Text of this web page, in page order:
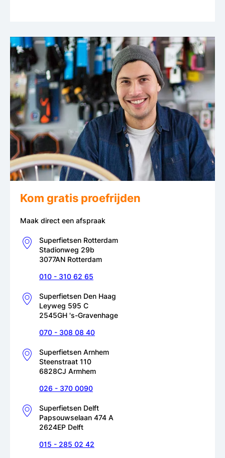
Kom gratis proefrijden
Maak direct een afspraak
Superfietsen Rotterdam
Stadionweg 29b
3077AN Rotterdam
010 - 310 62 65
Superfietsen Den Haag
Leyweg 595 C
2545GH 's-Gravenhage
070 - 308 08 40
Superfietsen Arnhem
Steenstraat 110
6828CJ Armhem
026 - 370 0090
Superfietsen Delft
Papsouwselaan 474 A
2624EP Delft
015 - 285 02 42